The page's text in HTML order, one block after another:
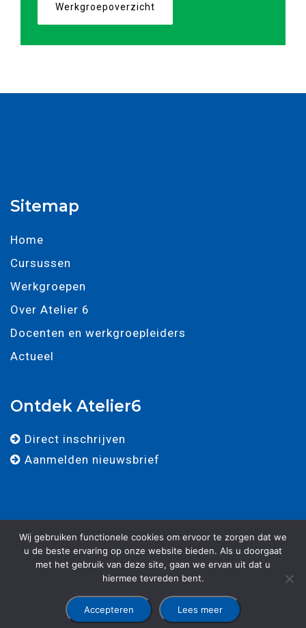
Werkgroepoverzicht
Sitemap
Home
Cursussen
Werkgroepen
Over Atelier 6
Docenten en werkgroepleiders
Actueel
Ontdek Atelier6
Direct inschrijven
Aanmelden nieuwsbrief
© 2025 - Atelier 6 - Alle rechten voorbehouden. -Algemene
Group B.V.
Wij gebruiken functionele cookies om ervoor te zorgen dat we
u de beste ervaring op onze website bieden. Als u doorgaat
met het gebruik van deze site, gaan we ervan uit dat u
hiermee tevreden bent.
Accepteren Lees meer